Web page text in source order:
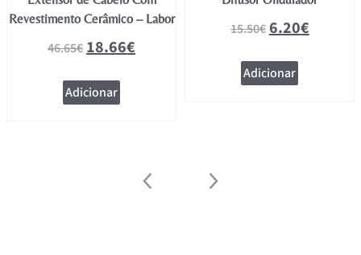
Revestimento Cerâmico – Labor
46.65€18.66€
Adicionar
15.50€6.20€
Adicionar